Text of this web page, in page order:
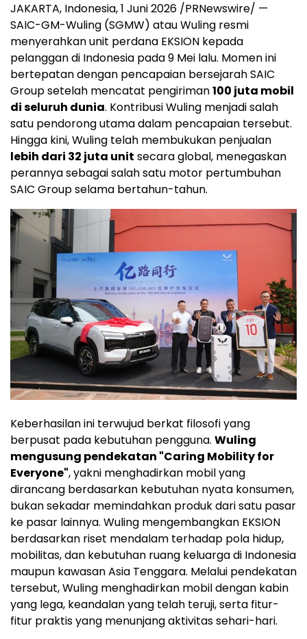
JAKARTA, Indonesia, 1 Juni 2026 /PRNewswire/ —
SAIC-GM-Wuling (SGMW) atau Wuling resmi
menyerahkan unit perdana EKSION kepada
pelanggan di Indonesia pada 9 Mei lalu. Momen ini
bertepatan dengan pencapaian bersejarah SAIC
Group setelah mencatat pengiriman100 juta mobil
di seluruh dunia. Kontribusi Wuling menjadi salah
satu pendorong utama dalam pencapaian tersebut.
Hingga kini, Wuling telah membukukan penjualan
lebih dari 32 juta unit secara global, menegaskan
perannya sebagai salah satu motor pertumbuhan
SAIC Group selama bertahun-tahun.
Keberhasilan ini terwujud berkat filosofi yang
berpusat pada kebutuhan pengguna. Wuling
mengusung pendekatan "Caring Mobility for
Everyone", yakni menghadirkan mobil yang
dirancang berdasarkan kebutuhan nyata konsumen,
bukan sekadar memindahkan produk dari satu pasar
ke pasar lainnya. Wuling mengembangkan EKSION
berdasarkan riset mendalam terhadap pola hidup,
mobilitas, dan kebutuhan ruang keluarga di Indonesia
maupun kawasan Asia Tenggara. Melalui pendekatan
tersebut, Wuling menghadirkan mobil dengan kabin
yang lega, keandalan yang telah teruji, serta fitur-
fitur praktis yang menunjang aktivitas sehari-hari.